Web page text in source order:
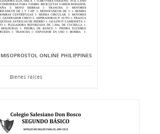
ONLINE PHILIPPINES
Bienes raíces